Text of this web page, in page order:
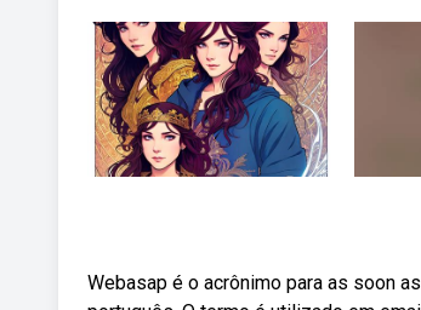
Webasap é o acrônimo para as soon